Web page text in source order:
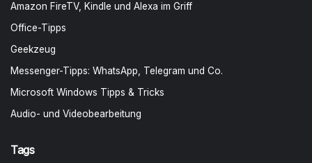
Amazon FireTV, Kindle und Alexa im Griff
Office-Tipps
Geekzeug
Messenger-Tipps: WhatsApp, Telegram und Co.
Microsoft Windows Tipps & Tricks
Audio- und Videobearbeitung
Tags